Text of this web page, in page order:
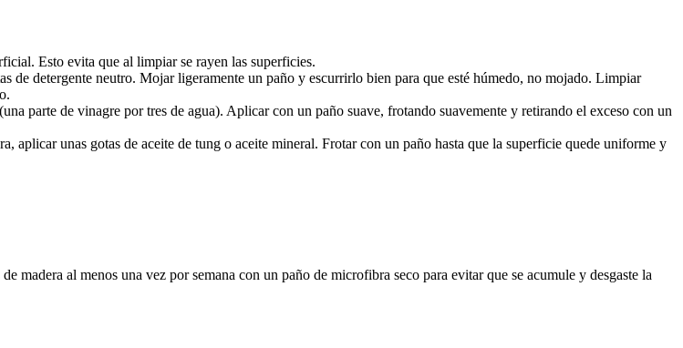
Esto evita que al limpiar se rayen las superficies.
de detergente neutro. Mojar ligeramente un paño y escurrirlo bien para que esté húmedo, no mojado. Limpiar
parte de vinagre por tres de agua). Aplicar con un paño suave, frotando suavemente y retirando el exceso con un
aplicar unas gotas de aceite de tung o aceite mineral. Frotar con un paño hasta que la superficie quede uniforme y
madera al menos una vez por semana con un paño de microfibra seco para evitar que se acumule y desgaste la